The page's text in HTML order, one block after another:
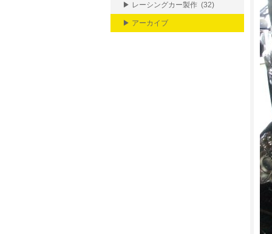
▶ レーシングカー製作 (32)
▶ アーカイブ